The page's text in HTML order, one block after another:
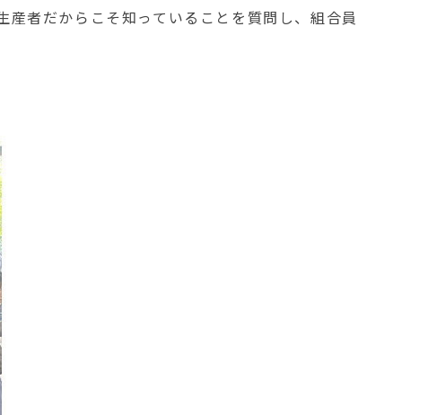
者だからこそ知っていることを質問し、組合員